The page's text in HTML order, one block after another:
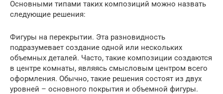
Основными типами таких композиций можно назвать
следующие решения:
Фигуры на перекрытии. Эта разновидность
подразумевает создание одной или нескольких
объемных деталей. Часто, такие композиции создаются
в центре комнаты, являясь смысловым центром всего
оформления. Обычно, такие решения состоят из двух
уровней – основного покрытия и объемной фигуры.